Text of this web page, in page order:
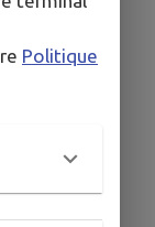
Politique